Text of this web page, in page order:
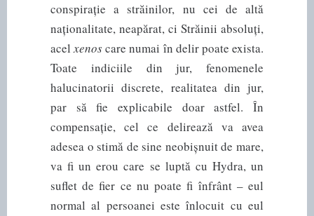
conspirație a străinilor, nu cei de altă
naționalitate, neapărat, ci Străinii absoluți,
acelxenoscare numai în delir poate exista.
Toate indiciile din jur, fenomenele
halucinatorii discrete, realitatea din jur,
par să fie explicabile doar astfel. În
compensație, cel ce delirează va avea
adesea o stimă de sine neobișnuit de mare,
va fi un erou care se luptă cu Hydra, un
suflet de fier ce nu poate fi înfrânt – eul
normal al persoanei este înlocuit cu eul